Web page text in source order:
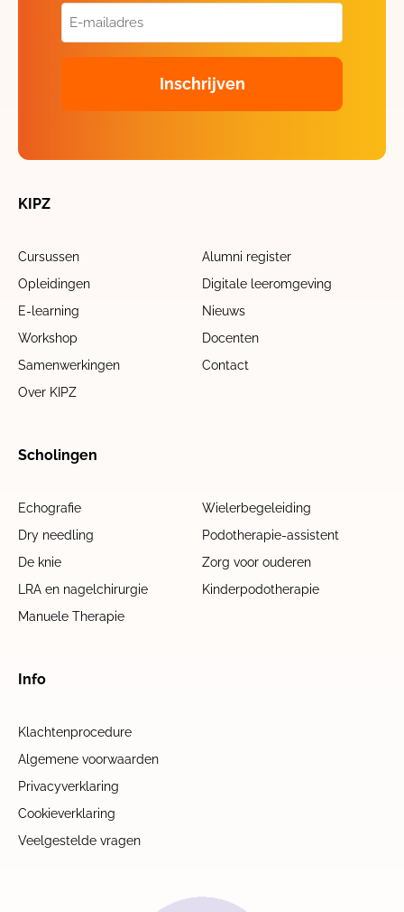
E-
mailadres
KIPZ
Cursussen
Alumni register
Opleidingen
Digitale leeromgeving
E-learning
Nieuws
Workshop
Docenten
Samenwerkingen
Contact
Over KIPZ
Scholingen
Echografie
Wielerbegeleiding
Dry needling
Podotherapie-assistent
De knie
Zorg voor ouderen
LRA en nagelchirurgie
Kinderpodotherapie
Manuele Therapie
Info
Klachtenprocedure
Algemene voorwaarden
Privacyverklaring
Cookieverklaring
Veelgestelde vragen